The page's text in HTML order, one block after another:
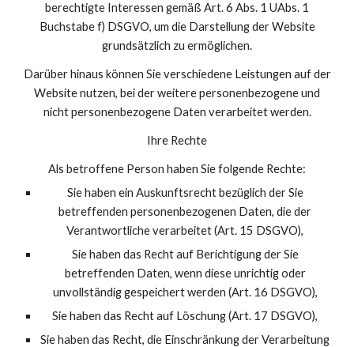
berechtigte Interessen gemäß Art. 6 Abs. 1 UAbs. 1
Buchstabe f) DSGVO, um die Darstellung der Website
grundsätzlich zu ermöglichen.
Darüber hinaus können Sie verschiedene Leistungen auf der
Website nutzen, bei der weitere personenbezogene und
nicht personenbezogene Daten verarbeitet werden.
Ihre Rechte
Als betroffene Person haben Sie folgende Rechte:
Sie haben ein Auskunftsrecht bezüglich der Sie
betreffenden personenbezogenen Daten, die der
Verantwortliche verarbeitet (Art. 15 DSGVO),
Sie haben das Recht auf Berichtigung der Sie
betreffenden Daten, wenn diese unrichtig oder
unvollständig gespeichert werden (Art. 16 DSGVO),
Sie haben das Recht auf Löschung (Art. 17 DSGVO),
Sie haben das Recht, die Einschränkung der Verarbeitung